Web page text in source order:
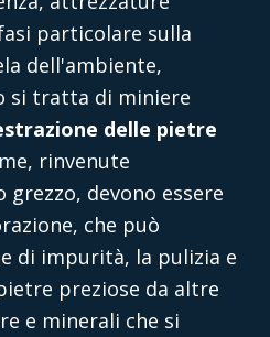
particolare sulla
dell'ambiente,
si tratta di miniere
delle pietre
rinvenute
devono essere
che può
di impurità, la pulizia e
preziose da altre
e minerali che si